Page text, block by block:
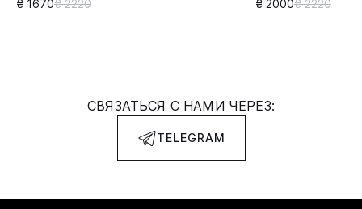
₴ 1670₴ 2220 ₴ 2000₴ 2220
СВЯЗАТЬСЯ С НАМИ ЧЕРЕЗ:
TELEGRAM